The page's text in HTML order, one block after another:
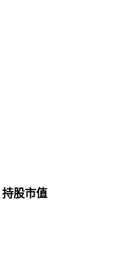
持股市值